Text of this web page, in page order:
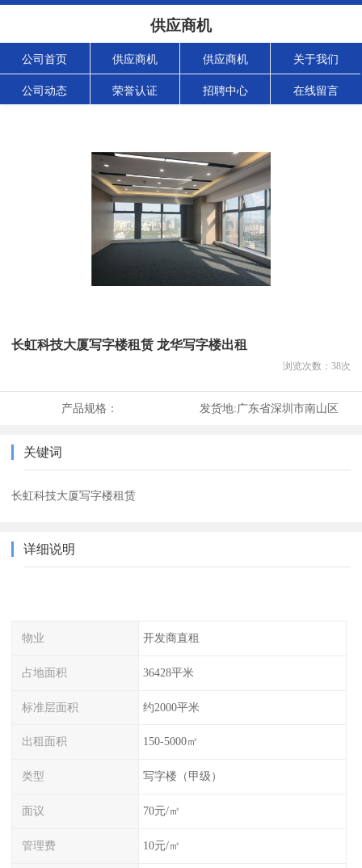
供应商机
公司首页 供应商机 供应商机 关于我们
公司动态 荣誉认证 招聘中心 在线留言
长虹科技大厦写字楼租赁 龙华写字楼出租
浏览次数： 38次
产品规格： 发货地:广东省深圳市南山区
关键词
长虹科技大厦写字楼租赁
详细说明
物业 开发商直租
占地面积 36428平米
标准层面积 约2000平米
出租面积 150-5000㎡
类型 写字楼（甲级）
面议 70元/㎡
管理费 10元/㎡